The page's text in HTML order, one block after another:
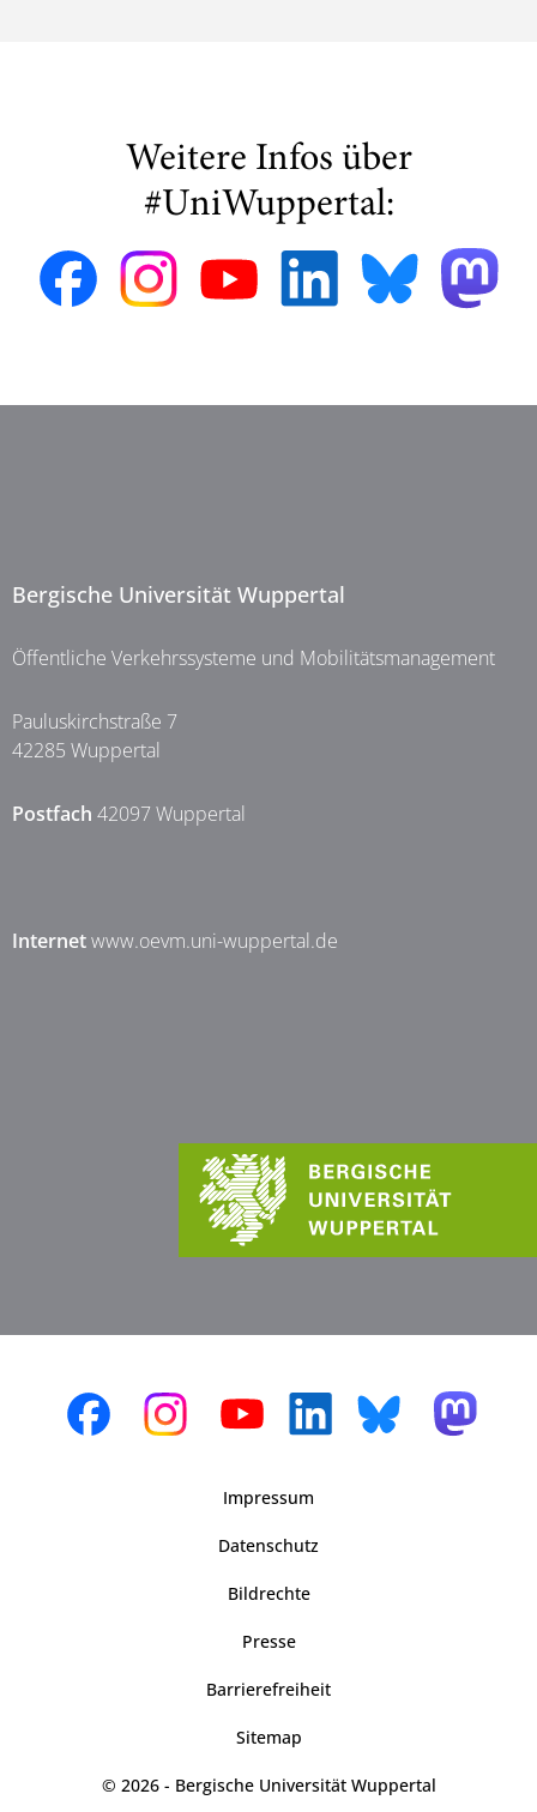
Weitere Infos über
#UniWuppertal:
Bergische Universität Wuppertal
Öffentliche Verkehrssysteme und Mobilitätsmanagement
Pauluskirchstraße 7
42285 Wuppertal
Postfach 42097 Wuppertal
Internetwww.oevm.uni-wuppertal.de
Impressum
Datenschutz
Bildrechte
Presse
Barrierefreiheit
Sitemap
© 2026 - Bergische Universität Wuppertal